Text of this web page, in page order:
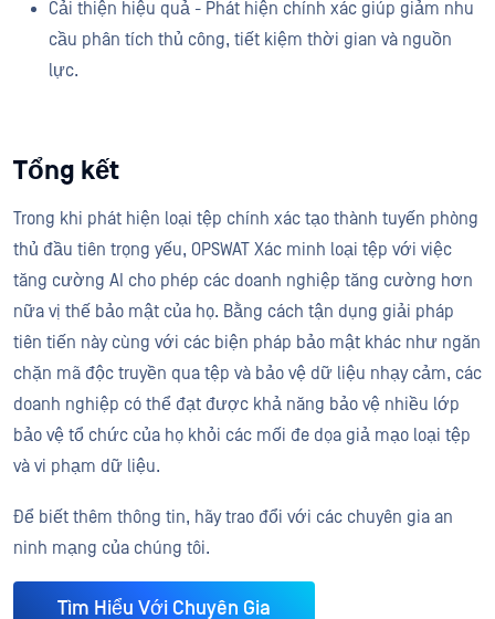
Cải thiện hiệu quả - Phát hiện chính xác giúp giảm nhu
cầu phân tích thủ công, tiết kiệm thời gian và nguồn
lực.
Tổng kết
Trong khi phát hiện loại tệp chính xác tạo thành tuyến phòng
thủ đầu tiên trọng yếu, OPSWAT Xác minh loại tệp với việc
tăng cường AI cho phép các doanh nghiệp tăng cường hơn
nữa vị thế bảo mật của họ. Bằng cách tận dụng giải pháp
tiên tiến này cùng với các biện pháp bảo mật khác như ngăn
chặn mã độc truyền qua tệp và bảo vệ dữ liệu nhạy cảm, các
doanh nghiệp có thể đạt được khả năng bảo vệ nhiều lớp
bảo vệ tổ chức của họ khỏi các mối đe dọa giả mạo loại tệp
và vi phạm dữ liệu.
Để biết thêm thông tin, hãy trao đổi với các chuyên gia an
ninh mạng của chúng tôi.
Tìm Hiểu Với Chuyên Gia